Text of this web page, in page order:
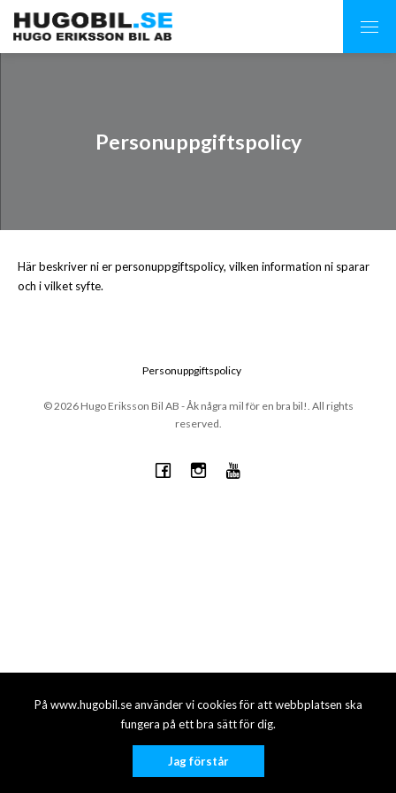
På www.hugobil.se använder vi cookies för att webbplatsen ska
fungera på ett bra sätt för dig.
Jag förstår
Personuppgiftspolicy
Här beskriver ni er personuppgiftspolicy, vilken information ni sparar
och i vilket syfte.
© 2026 Hugo Eriksson Bil AB - Åk några mil för en bra bil!. All rights
reserved.
Personuppgiftspolicy